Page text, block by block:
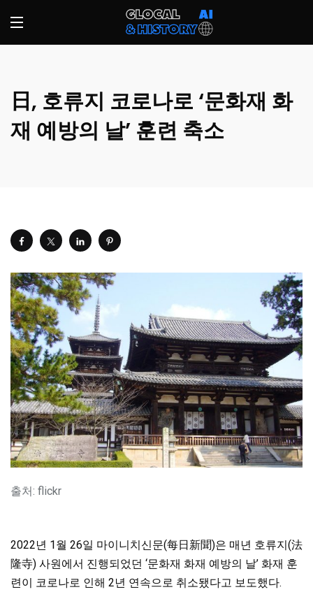
日, 호류지 코로나로 ‘문화재 화
재 예방의 날’ 훈련 축소
출처: flickr
2022년 1월 26일 마이니치신문(每日新聞)은 매년 호류지(法
隆寺) 사원에서 진행되었던 ‘문화재 화재 예방의 날’ 화재 훈
련이 코로나로 인해 2년 연속으로 취소됐다고 보도했다.